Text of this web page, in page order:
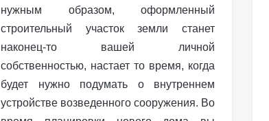
нужным образом, оформленный
строительный участок земли станет
наконец-то вашей личной
собственностью, настает то время, когда
будет нужно подумать о внутреннем
устройстве возведенного сооружения. Во